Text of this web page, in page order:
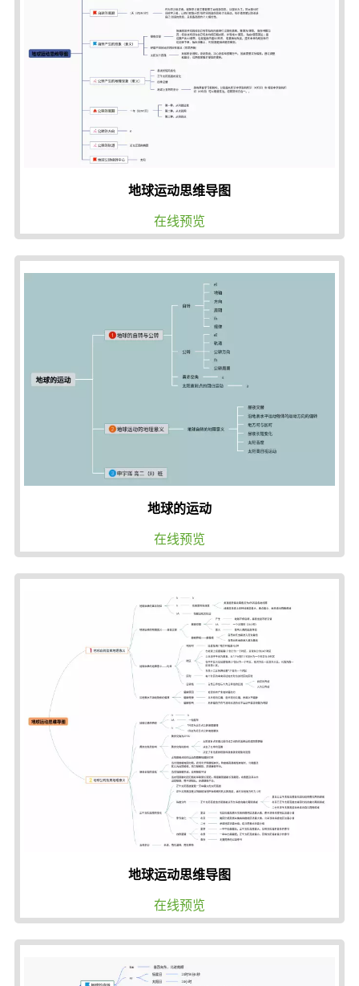
地球运动思维导图
在线预览
地球的运动
在线预览
地球运动思维导图
在线预览